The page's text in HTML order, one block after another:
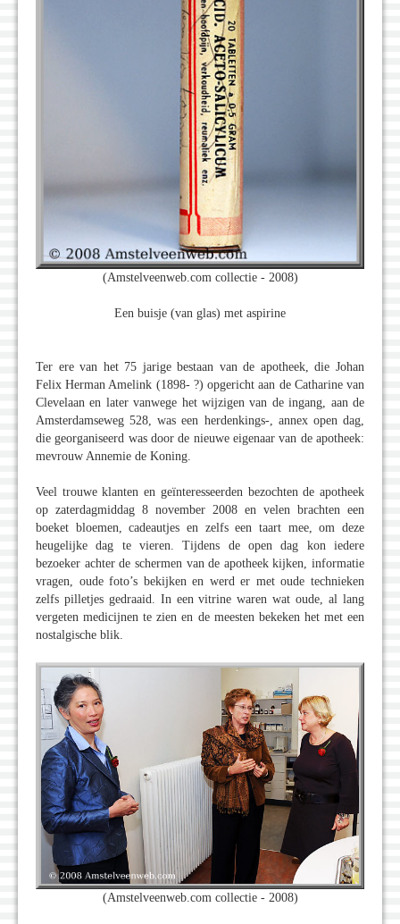
(Amstelveenweb.com collectie - 2008)
Een buisje (van glas) met aspirine
Ter ere van het 75 jarige bestaan van de apotheek, die Johan
Felix Herman Amelink (1898- ?) opgericht aan de Catharine van
Clevelaan en later vanwege het wijzigen van de ingang, aan de
Amsterdamseweg 528, was een herdenkings-, annex open dag,
die georganiseerd was door de nieuwe eigenaar van de apotheek:
mevrouw Annemie de Koning.
Veel trouwe klanten en geïnteresseerden bezochten de apotheek
op zaterdagmiddag 8 november 2008 en velen brachten een
boeket bloemen, cadeautjes en zelfs een taart mee, om deze
heugelijke dag te vieren. Tijdens de open dag kon iedere
bezoeker achter de schermen van de apotheek kijken, informatie
vragen, oude foto’s bekijken en werd er met oude technieken
zelfs pilletjes gedraaid. In een vitrine waren wat oude, al lang
vergeten medicijnen te zien en de meesten bekeken het met een
nostalgische blik.
(Amstelveenweb.com collectie - 2008)